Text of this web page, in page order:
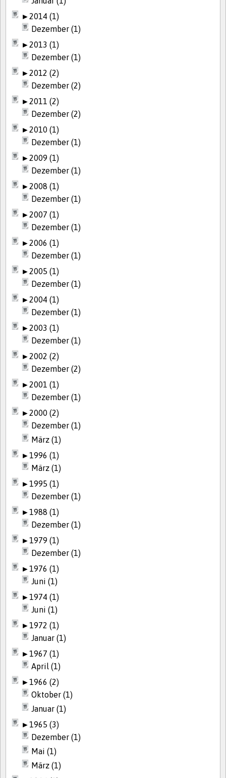
►2014 (1)
Dezember (1)
►2013 (1)
Dezember (1)
►2012 (2)
Dezember (2)
►2011 (2)
Dezember (2)
►2010 (1)
Dezember (1)
►2009 (1)
Dezember (1)
►2008 (1)
Dezember (1)
►2007 (1)
Dezember (1)
►2006 (1)
Dezember (1)
►2005 (1)
Dezember (1)
►2004 (1)
Dezember (1)
►2003 (1)
Dezember (1)
►2002 (2)
Dezember (2)
►2001 (1)
Dezember (1)
►2000 (2)
Dezember (1)
März (1)
►1996 (1)
März (1)
►1995 (1)
Dezember (1)
►1988 (1)
Dezember (1)
►1979 (1)
Dezember (1)
►1976 (1)
Juni (1)
►1974 (1)
Juni (1)
►1972 (1)
Januar (1)
►1967 (1)
April (1)
►1966 (2)
Oktober (1)
Januar (1)
►1965 (3)
Dezember (1)
Mai (1)
März (1)